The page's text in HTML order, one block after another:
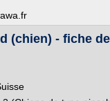
(chien) - fiche de